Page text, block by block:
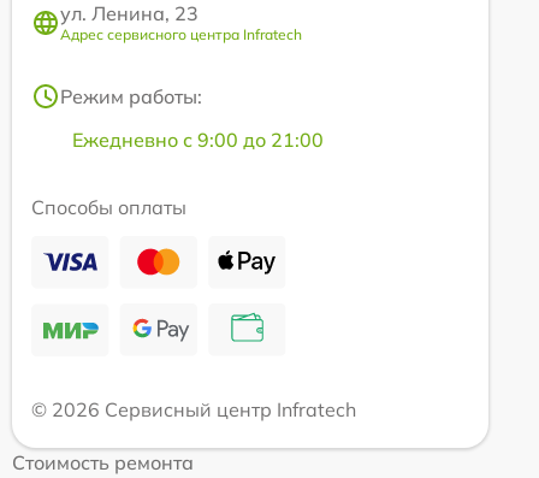
ул. Ленина, 23
Адрес сервисного центра Infratech
Режим работы:
Ежедневно с 9:00 до 21:00
Способы оплаты
© 2026 Сервисный центр Infratech
Стоимость ремонта